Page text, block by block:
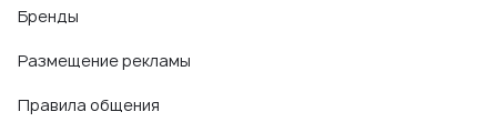
Бренды
Размещение рекламы
Правила общения